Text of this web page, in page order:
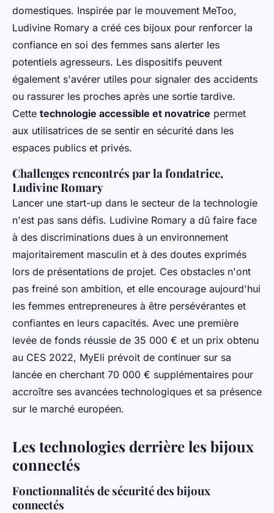
domestiques. Inspirée par le mouvement MeToo,
Ludivine Romary a créé ces bijoux pour renforcer la
confiance en soi des femmes sans alerter les
potentiels agresseurs. Les dispositifs peuvent
également s'avérer utiles pour signaler des accidents
ou rassurer les proches après une sortie tardive.
Cette technologie accessible et novatrice permet
aux utilisatrices de se sentir en sécurité dans les
espaces publics et privés.
Challenges rencontrés par la fondatrice,
Ludivine Romary
Lancer une start-up dans le secteur de la technologie
n'est pas sans défis. Ludivine Romary a dû faire face
à des discriminations dues à un environnement
majoritairement masculin et à des doutes exprimés
lors de présentations de projet. Ces obstacles n'ont
pas freiné son ambition, et elle encourage aujourd'hui
les femmes entrepreneures à être persévérantes et
confiantes en leurs capacités. Avec une première
levée de fonds réussie de 35 000 € et un prix obtenu
au CES 2022, MyEli prévoit de continuer sur sa
lancée en cherchant 70 000 € supplémentaires pour
accroître ses avancées technologiques et sa présence
sur le marché européen.
Les technologies derrière les bijoux
connectés
Fonctionnalités de sécurité des bijoux
connectés